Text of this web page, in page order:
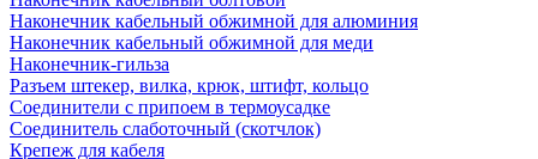
Наконечник кабельный обжимной для алюминия
Наконечник кабельный обжимной для меди
Наконечник-гильза
Разъем штекер, вилка, крюк, штифт, кольцо
Соединители с припоем в термоусадке
Соединитель слаботочный (скотчлок)
Крепеж для кабеля